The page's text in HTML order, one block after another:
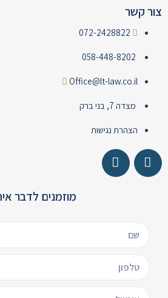
צור קשר
072-2428822
058-448-8202
Office@lt-law.co.il
מצדה 7, בני ברק
הצהרת נגישות
מוזמנים לדבר